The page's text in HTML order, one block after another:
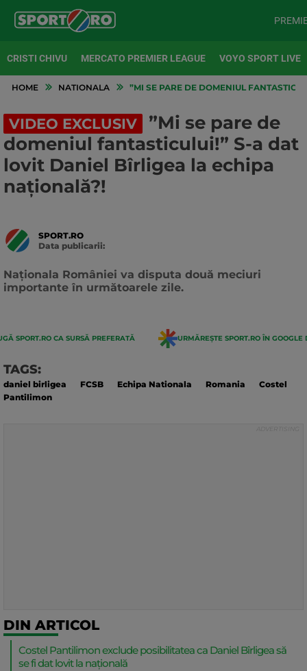
CRISTI CHIVU MERCATO PREMIER LEAGUE VOYO SPORT LIVE
HOME NATIONALA ”MI SE PARE DE DOMENIUL
VIDEO EXCLUSIV
”Mi se pare de
domeniul fantasticului!” S-a dat
lovit Daniel Bîrligea la echipa
națională?!
SPORT.RO
Data publicarii:
Naționala României va disputa două meciuri
importante în următoarele zile.
SPORT.RO CA SURSĂ PREFERATĂ URMĂREȘTE SPORT.RO ÎN GOOGLE
TAGS:
daniel birligea FCSB Echipa Nationala Romania
Costel
Pantilimon
DIN ARTICOL
Costel Pantilimon exclude posibilitatea ca Daniel Bîrligea să
se fi dat lovit la națională